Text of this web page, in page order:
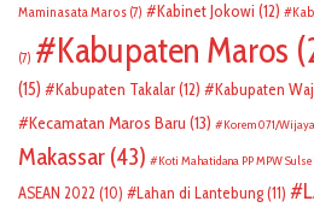
Maminasata Maros (7) Kabinet Jokowi (12)
(7) Kabupaten Maros
(15)
Kabupaten Takalar(12) Kabupaten
Kecamatan Maros Baru (13) Korem 071/
Makassar (43) Koti Mahatidana PP MPW
ASEAN 2022 (10) Lahan di Lantebung(11)